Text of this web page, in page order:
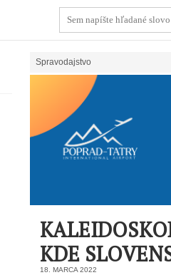
Spravodajstvo
KDE
18. MARCA 2022